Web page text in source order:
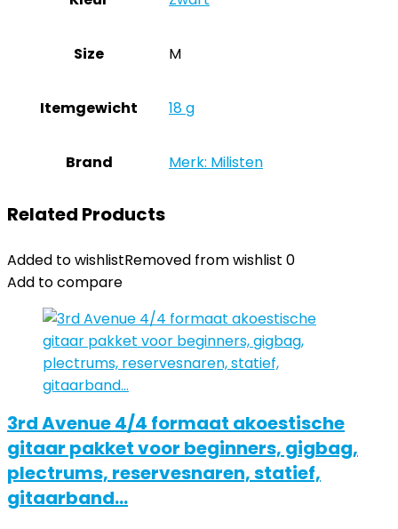
Size ‎M
Itemgewicht ‎18 g
Brand Merk: Milisten
Related Products
Added to wishlistRemoved from wishlist 0
Add to compare
3rd Avenue 4/4 formaat akoestische
gitaar pakket voor beginners, gigbag,
plectrums, reservesnaren, statief,
gitaarband…